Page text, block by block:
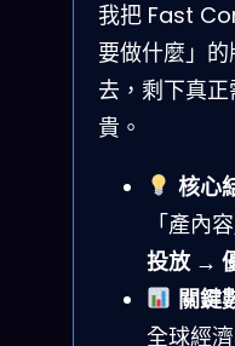
我把 Fast
要做什麼」
去，剩下真
貴。
核心
「產內
投放 →
關鍵
全球經